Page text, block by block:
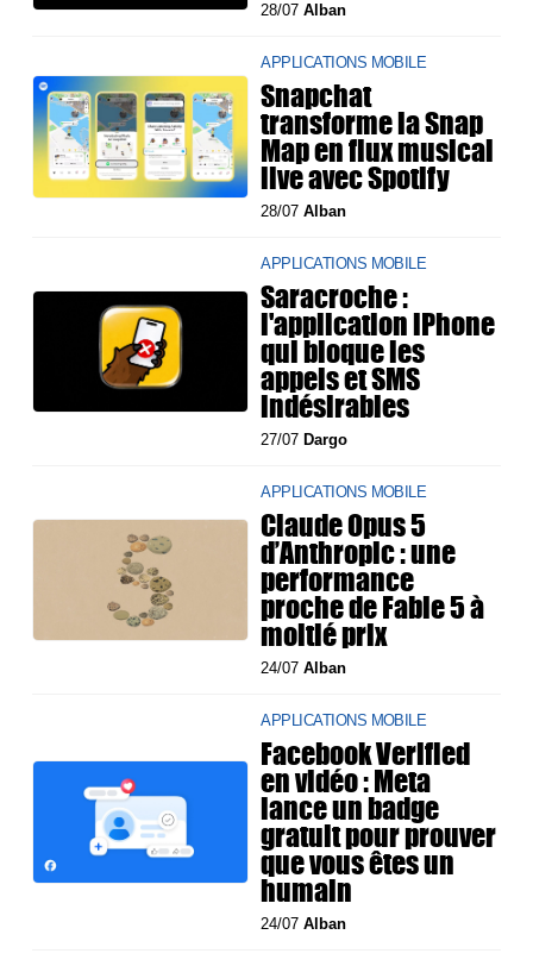
28/07Alban
APPLICATIONS MOBILE
Snapchat
transforme la Snap
Map en flux musical
live avec Spotify
28/07Alban
APPLICATIONS MOBILE
Saracroche :
l'application iPhone
qui bloque les
appels et SMS
indésirables
27/07 Dargo
APPLICATIONS MOBILE
Claude Opus 5
d’Anthropic : une
performance
proche de Fable 5 à
moitié prix
24/07Alban
APPLICATIONS MOBILE
Facebook Verified
en vidéo : Meta
lance un badge
gratuit pour prouver
que vous êtes un
humain
24/07Alban